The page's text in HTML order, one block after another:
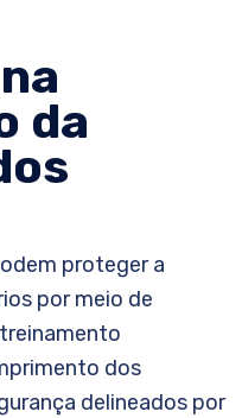
da
proteger a
por meio de
dos
delineados por